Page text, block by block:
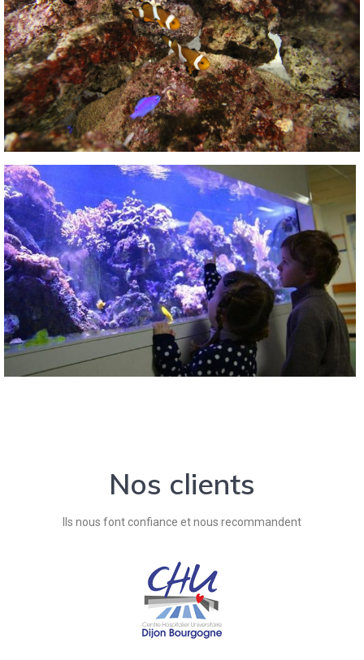
Nos clients
Ils nous font confiance et nous recommandent